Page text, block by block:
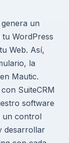
un
WordPress
Web. Así,
la
Mautic.
SuiteCRM
software
un control
desarrollar